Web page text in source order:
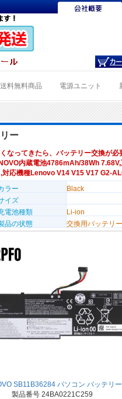
送料無料商品 電源ユニット
ー
なってきたら、バッテリー交換が必
内蔵電池4786mAh/38Wh
応機種Lenovo V14 V15 V17 G2-
ラー
Black
イズ
電池種類
Li-ion
品の状態 交換用バッテリ
SB11B36284 パソコン バッテリー
製品番号 24BA0221C259